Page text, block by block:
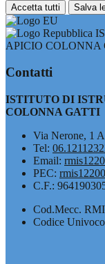
Accetta tutti Salva
APICIO COLONNA
Contatti
ISTITUTO DI
COLONNA GATTI
Via Nerone, 1
Tel:
Email:
PEC:
C.F.:
Cod.Mecc.
Codice